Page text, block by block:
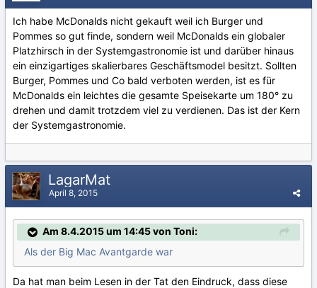
Ich habe McDonalds nicht gekauft weil ich Burger und
Pommes so gut finde, sondern weil McDonalds ein globaler
Platzhirsch in der Systemgastronomie ist und darüber hinaus
ein einzigartiges skalierbares Geschäftsmodel besitzt. Sollten
Burger, Pommes und Co bald verboten werden, ist es für
McDonalds ein leichtes die gesamte Speisekarte um 180° zu
drehen und damit trotzdem viel zu verdienen. Das ist der Kern
der Systemgastronomie.
LagarMat
April 8, 2015
Am 8.4.2015 um 14:45 von Toni:
Als der Big Mac Avantgarde war
Da hat man beim Lesen in der Tat den Eindruck, dass diese